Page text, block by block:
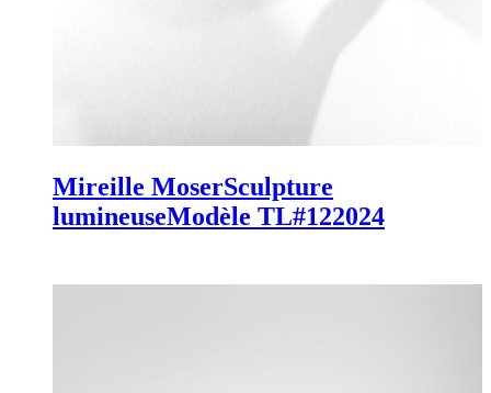
Mireille MoserSculpture
lumineuseModèle TL#122024